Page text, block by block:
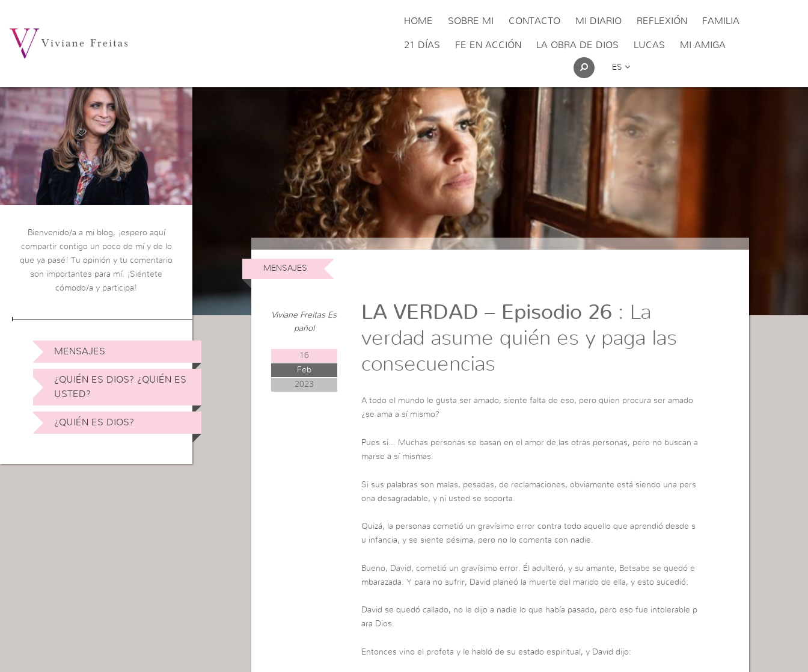
HOME SOBRE MI CONTACTO MI DIARIO REFLEXIÓN FAMILIA
21 DÍAS FE EN ACCIÓN LA OBRA DE DIOS LUCAS MI AMIGA
ES
Bienvenido/a a mi blog, ¡espero aquí
compartir contigo un poco de mí y de lo
que ya pasé! Tu opinión y tu comentario
son importantes para mí. ¡Siéntete
cómodo/a y participa!
MENSAJES
¿QUIÉN ES DIOS? ¿QUIÉN ES
USTED?
¿QUIÉN ES DIOS?
MENSAJES
Viviane Freitas Es
pañol
16
Feb
2023
LA VERDAD – Episodio 26 : La
verdad asume quién es y paga las
consecuencias
A todo el mundo le gusta ser amado, siente falta de eso, pero quien procura ser amado
¿se ama a sí mismo?
Pues si… Muchas personas se basan en el amor de las otras personas, pero no buscan a
marse a sí mismas.
Si sus palabras son malas, pesadas, de reclamaciones, obviamente está siendo una pers
ona desagradable, y ni usted se soporta.
Quizá, la personas cometió un gravísimo error contra todo aquello que aprendió desde s
u infancia, y se siente pésima, pero no lo comenta con nadie.
Bueno, David, cometió un gravísimo error. Él adulteró, y su amante, Betsabe se quedó e
mbarazada. Y para no sufrir, David planeó la muerte del marido de ella, y esto sucedió.
David se quedó callado, no le dijo a nadie lo que había pasado, pero eso fue intolerable p
ara Dios.
Entonces vino el profeta y le habló de su estado espiritual, y David dijo: